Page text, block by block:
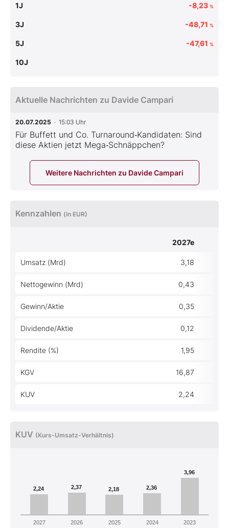
1J -8,23 %
3J -48,71 %
5J -47,61 %
10J
Aktuelle Nachrichten zu Davide Campari
20.07.2025 · 15:03 Uhr
Für Buffett und Co. Turnaround‑Kandidaten: Sind
diese Aktien jetzt Mega‑Schnäppchen?
Weitere Nachrichten zu Davide Campari
Kennzahlen (in EUR)
2027e
Umsatz (Mrd) 3,18
Nettogewinn (Mrd) 0,43
Gewinn/Aktie 0,35
Dividende/Aktie 0,12
Rendite (%) 1,95
KGV 16,87
KUV 2,24
KUV (Kurs-Umsatz-Verhältnis)
2,24 2,37 2,18 2,36
3,96
2027 2026 2025 2024 2023